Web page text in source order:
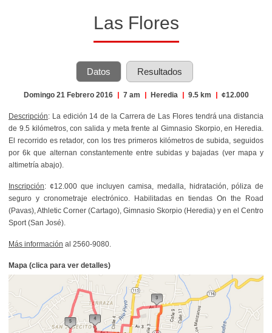
Las Flores
Datos Resultados
Domingo 21 Febrero 2016 | 7 am | Heredia | 9.5 km | ¢12.000
Descripción: La edición 14 de la Carrera de Las Flores tendrá una distancia
de 9.5 kilómetros, con salida y meta frente al Gimnasio Skorpio, en Heredia.
El recorrido es retador, con los tres primeros kilómetros de subida, seguidos
por 6k que alternan constantemente entre subidas y bajadas (ver mapa y
altimetría abajo).
Inscripción: ¢12.000 que incluyen camisa, medalla, hidratación, póliza de
seguro y cronometraje electrónico. Habilitadas en tiendas On the Road
(Pavas), Athletic Corner (Cartago), Gimnasio Skorpio (Heredia) y en el Centro
Sport (San José).
Más información al 2560-9080.
Mapa (clica para ver detalles)